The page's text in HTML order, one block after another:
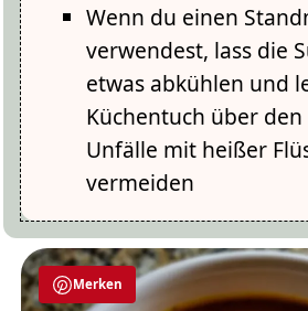
Wenn du einen
verwendest, lass die
etwas abkühlen und
Küchentuch über den
Unfälle mit heißer
vermeiden
Merken